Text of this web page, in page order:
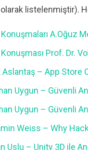
listelenmiştir).
Konuşmaları A.Oğuz
Konuşması Prof. Dr.
Aslantaş – App Store
Uygun – Güvenli
Uygun – Güvenli
Weiss – Why
Uslu – Unity 3D ile